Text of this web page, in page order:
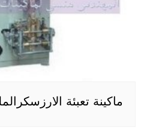
ماكينة تعبئة